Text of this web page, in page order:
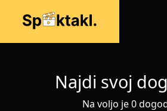
Najdi svoj
Na voljo je 0